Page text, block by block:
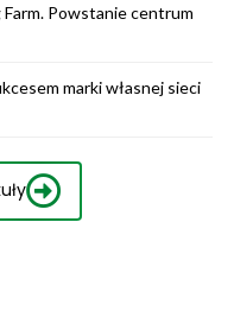
Farm. Powstanie centrum
marki własnej sieci